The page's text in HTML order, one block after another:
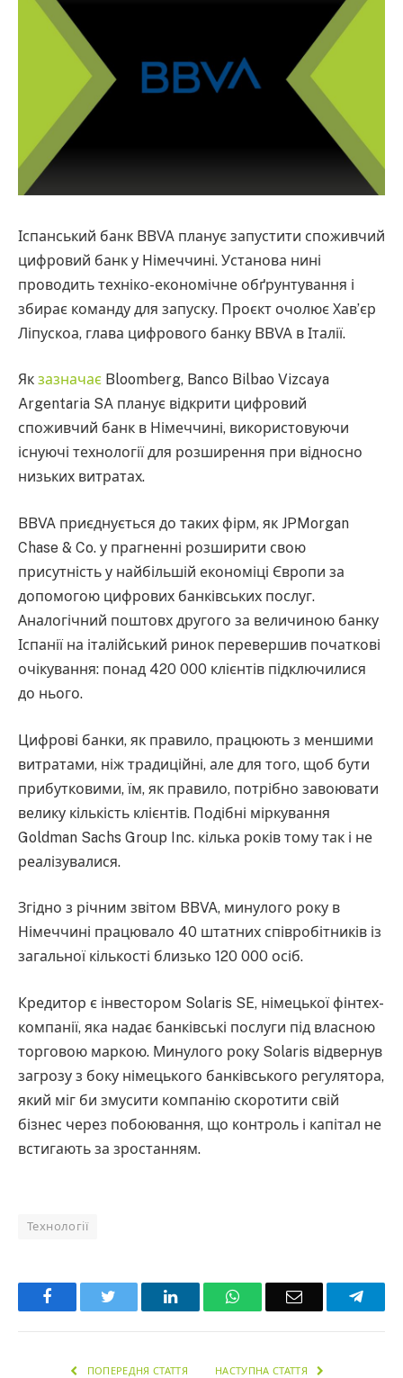
Іспанський банк BBVA планує запустити споживчий
цифровий банк у Німеччині. Установа нині
проводить техніко-економічне обґрунтування і
збирає команду для запуску. Проєкт очолює Хав’єр
Ліпускоа, глава цифрового банку BBVA в Італії.
Як зазначає Bloomberg, Banco Bilbao Vizcaya
Argentaria SA планує відкрити цифровий
споживчий банк в Німеччині, використовуючи
існуючі технології для розширення при відносно
низьких витратах.
BBVA приєднується до таких фірм, як JPMorgan
Chase & Co. у прагненні розширити свою
присутність у найбільшій економіці Європи за
допомогою цифрових банківських послуг.
Аналогічний поштовх другого за величиною банку
Іспанії на італійський ринок перевершив початкові
очікування: понад 420 000 клієнтів підключилися
до нього.
Цифрові банки, як правило, працюють з меншими
витратами, ніж традиційні, але для того, щоб бути
прибутковими, їм, як правило, потрібно завоювати
велику кількість клієнтів. Подібні міркування
Goldman Sachs Group Inc. кілька років тому так і не
реалізувалися.
Згідно з річним звітом BBVA, минулого року в
Німеччині працювало 40 штатних співробітників із
загальної кількості близько 120 000 осіб.
Кредитор є інвестором Solaris SE, німецької фінтех-
компанії, яка надає банківські послуги під власною
торговою маркою. Минулого року Solaris відвернув
загрозу з боку німецького банківського регулятора,
який міг би змусити компанію скоротити свій
бізнес через побоювання, що контроль і капітал не
встигають за зростанням.
Технології
Facebook LinkedInWhatsAppEmail
ПОПЕРЕДНЯ СТАТТЯ НАСТУПНА СТАТТЯ